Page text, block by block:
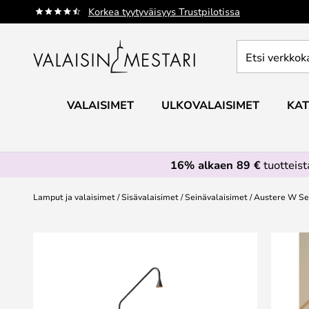
Korkea tyytyväisyys Trustpilotissa
Skip
to
verkkokaupan
VALAISIMET ULKOVALAISIMET
16% alkaen 89 €
Lamput ja valaisimet Sisävalaisimet Seinävalaisimet Austere W